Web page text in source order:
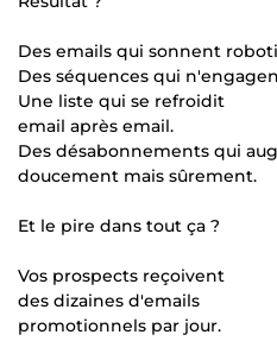
Des emails qui sonnent
Des séquences qui
Une liste qui se refroidit
email après email.
Des désabonnements qui
doucement mais sûrement.
Et le pire dans tout ça ?
Vos prospects reçoivent
des dizaines d'emails
promotionnels par jour.